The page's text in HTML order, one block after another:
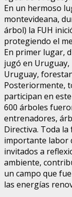
En un hermoso
montevideana,
árbol) la FUH
protegiendo el
En primer lugar,
jugó en Uruguay,
Uruguay,
Posteriormente,
participan en
600 árboles
entrenadores,
Directiva. Toda la
importante labor
invitados a
ambiente,
un campo que
las energías